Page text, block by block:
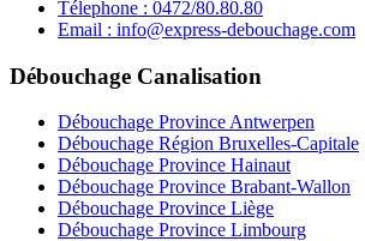
Télephone : 0472/80.80.80
Email : info@express-debouchage.com
Débouchage Canalisation
Débouchage Province Antwerpen
Débouchage Région Bruxelles-Capitale
Débouchage Province Hainaut
Débouchage Province Brabant-Wallon
Débouchage Province Liège
Débouchage Province Limbourg